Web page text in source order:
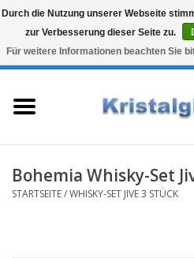
Snelle levering
Karaffen
Bohemia Whisky-Set
STARTSEITE/WHISKY-SET JIVE 3 STÜCK
Durch die Nutzung unserer Webseite
zur Verbesserung dieser Seite zu.
Für weitere Informationen beachten Sie